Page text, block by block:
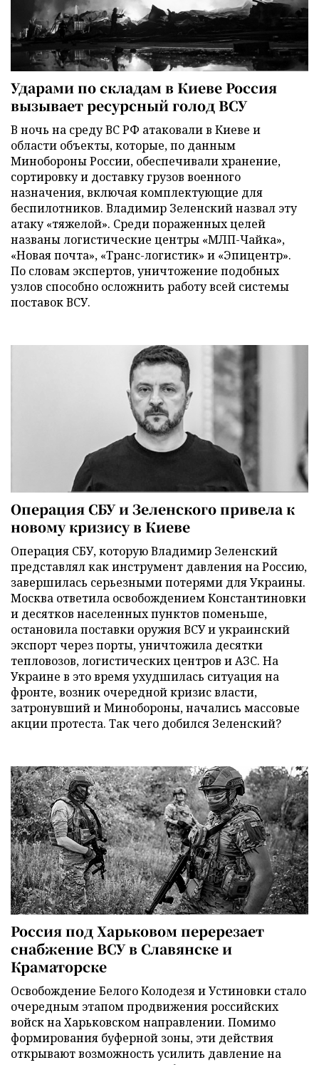
Ударами по складам в Киеве Россия
вызывает ресурсный голод ВСУ
В ночь на среду ВС РФ атаковали в Киеве и
области объекты, которые, по данным
Минобороны России, обеспечивали хранение,
сортировку и доставку грузов военного
назначения, включая комплектующие для
беспилотников. Владимир Зеленский назвал эту
атаку «тяжелой». Среди пораженных целей
названы логистические центры «МЛП-Чайка»,
«Новая почта», «Транс-логистик» и «Эпицентр».
По словам экспертов, уничтожение подобных
узлов способно осложнить работу всей системы
поставок ВСУ.
Операция СБУ и Зеленского привела к
новому кризису в Киеве
Операция СБУ, которую Владимир Зеленский
представлял как инструмент давления на Россию,
завершилась серьезными потерями для Украины.
Москва ответила освобождением Константиновки
и десятков населенных пунктов поменьше,
остановила поставки оружия ВСУ и украинский
экспорт через порты, уничтожила десятки
тепловозов, логистических центров и АЗС. На
Украине в это время ухудшилась ситуация на
фронте, возник очередной кризис власти,
затронувший и Минобороны, начались массовые
акции протеста. Так чего добился Зеленский?
Россия под Харьковом перерезает
снабжение ВСУ в Славянске и
Краматорске
Освобождение Белого Колодезя и Устиновки стало
очередным этапом продвижения российских
войск на Харьковском направлении. Помимо
формирования буферной зоны, эти действия
открывают возможность усилить давление на